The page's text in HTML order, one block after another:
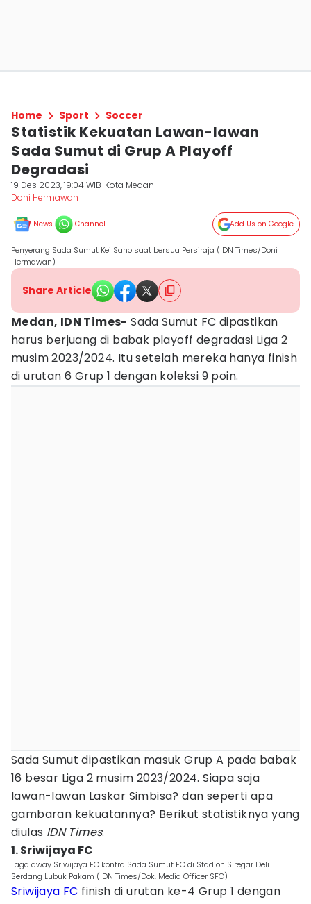
Home Sport Soccer
Statistik Kekuatan Lawan-lawan
Sada Sumut di Grup A Playoff
Degradasi
19 Des 2023, 19:04 WIB Kota Medan
Doni Hermawan
News Channel Add Us on Google
Penyerang Sada Sumut Kei Sano saat bersua Persiraja (IDN Times/Doni
Hermawan)
Share Article
Medan, IDN Times- Sada Sumut FC dipastikan
harus berjuang di babak playoff degradasi Liga 2
musim 2023/2024. Itu setelah mereka hanya finish
di urutan 6 Grup 1 dengan koleksi 9 poin.
Sada Sumut dipastikan masuk Grup A pada babak
16 besar Liga 2 musim 2023/2024. Siapa saja
lawan-lawan Laskar Simbisa? dan seperti apa
gambaran kekuatannya? Berikut statistiknya yang
diulas IDN Times.
1. Sriwijaya FC
Laga away Sriwijaya FC kontra Sada Sumut FC di Stadion Siregar Deli
Serdang Lubuk Pakam (IDN Times/Dok. Media Officer SFC)
Sriwijaya FC finish di urutan ke-4 Grup 1 dengan